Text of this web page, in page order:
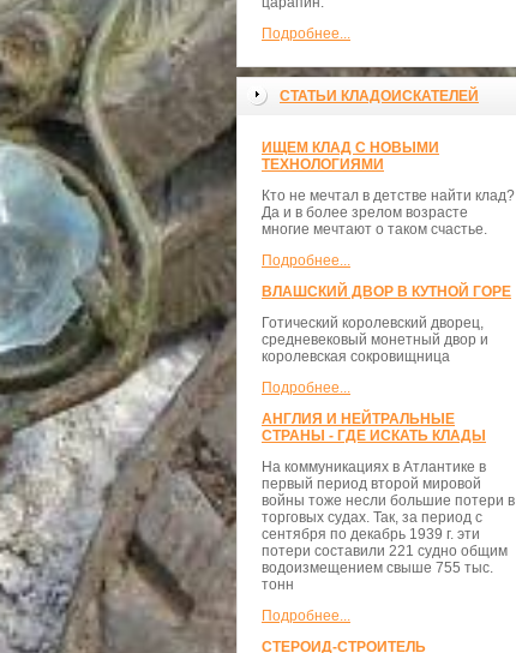
Подробнее...
СТАТЬИ КЛАДОИСКАТЕЛЕЙ
ИЩЕМ КЛАД С НОВЫМИ
ТЕХНОЛОГИЯМИ
Кто не мечтал в детстве найти клад?
Да и в более зрелом возрасте
многие мечтают о таком счастье.
Подробнее...
ВЛАШСКИЙ ДВОР В КУТНОЙ ГОРЕ
Готический королевский дворец,
средневековый монетный двор и
королевская сокровищница
Подробнее...
АНГЛИЯ И НЕЙТРАЛЬНЫЕ
СТРАНЫ - ГДЕ ИСКАТЬ КЛАДЫ
На коммуникациях в Атлантике в
первый период второй мировой
войны тоже несли большие потери в
торговых судах. Так, за период с
сентября по декабрь 1939 г. эти
потери составили 221 судно общим
водоизмещением свыше 755 тыс.
тонн
Подробнее...
СТЕРОИД-СТРОИТЕЛЬ